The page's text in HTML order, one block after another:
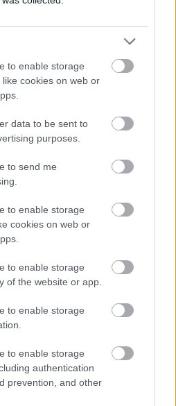
to enable storage
cookies on web or
data to be sent to
purposes.
to send me
to enable storage
cookies on web or
to enable storage
of the website or app.
to enable storage
to enable storage
authentication
prevention, and other
Images Hungary
kép!